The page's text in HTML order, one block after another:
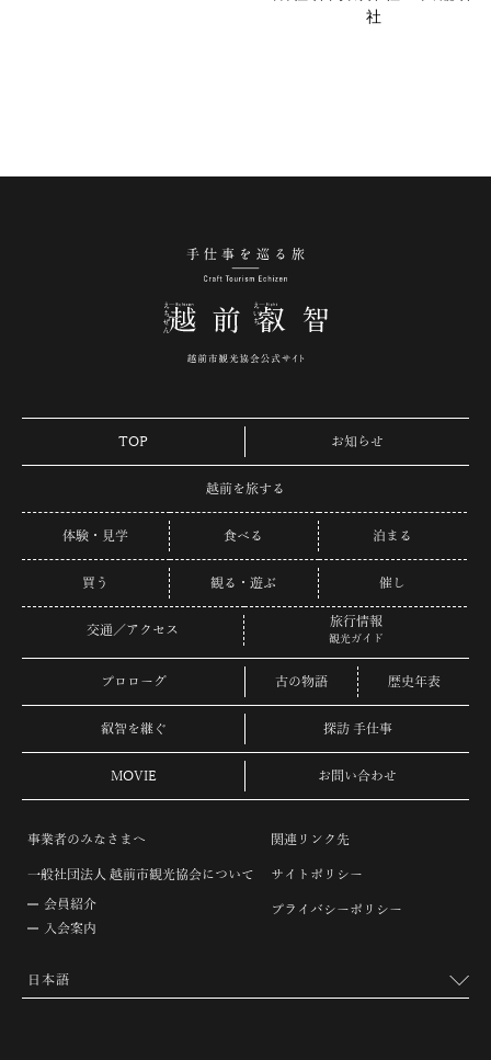
社
TOP お知らせ
越前を旅する
体験・見学 食べる 泊まる
買う 観る・遊ぶ 催し
交通／アクセス
旅行情報
観光ガイド
プロローグ 古の物語 歴史年表
叡智を継ぐ 探訪 手仕事
MOVIE お問い合わせ
事業者のみなさまへ
一般社団法人 越前市観光協会について
会員紹介
入会案内
関連リンク先
サイトポリシー
プライバシーポリシー